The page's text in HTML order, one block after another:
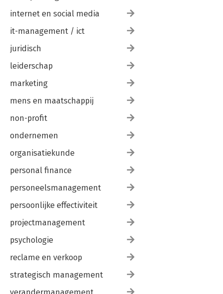
internet en social media
it-management / ict
juridisch
leiderschap
marketing
mens en maatschappij
non-profit
ondernemen
organisatiekunde
personal finance
personeelsmanagement
persoonlijke effectiviteit
projectmanagement
psychologie
reclame en verkoop
strategisch management